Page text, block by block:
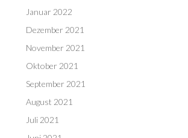
Januar 2022
Dezember 2021
November 2021
Oktober 2021
September 2021
August 2021
Juli 2021